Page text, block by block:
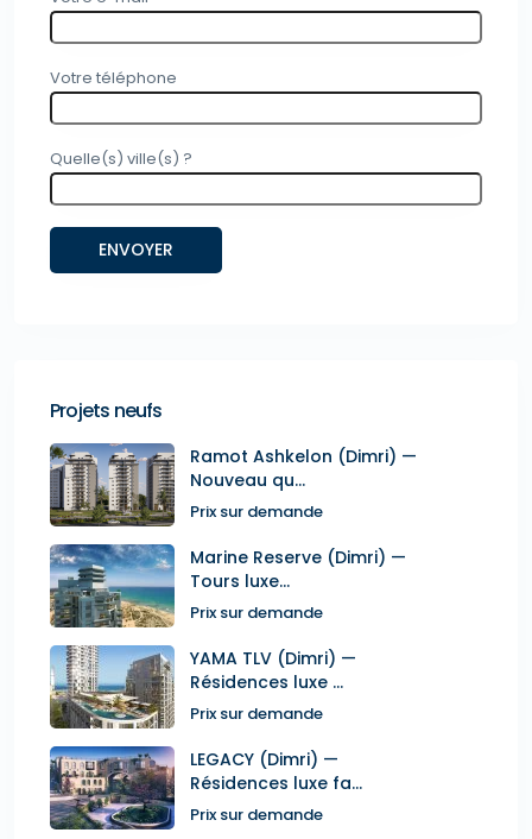
Votre téléphone
Quelle(s) ville(s) ?
Projets neufs
Ramot Ashkelon (Dimri) —
Nouveau qu...
Prix sur demande
Marine Reserve (Dimri) —
Tours luxe...
Prix sur demande
YAMA TLV (Dimri) —
Résidences luxe ...
Prix sur demande
LEGACY (Dimri) —
Résidences luxe fa...
Prix sur demande